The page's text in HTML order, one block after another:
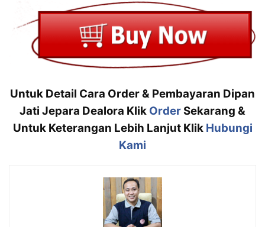
Untuk Detail Cara Order & Pembayaran Dipan
Jati Jepara Dealora Klik OrderSekarang &
Untuk Keterangan Lebih Lanjut Klik Hubungi
Kami